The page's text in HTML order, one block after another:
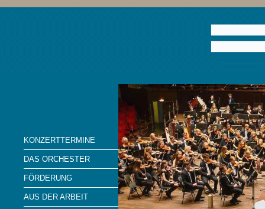
KONZERTTERMINE
DAS ORCHESTER
FÖRDERUNG
AUS DER ARBEIT